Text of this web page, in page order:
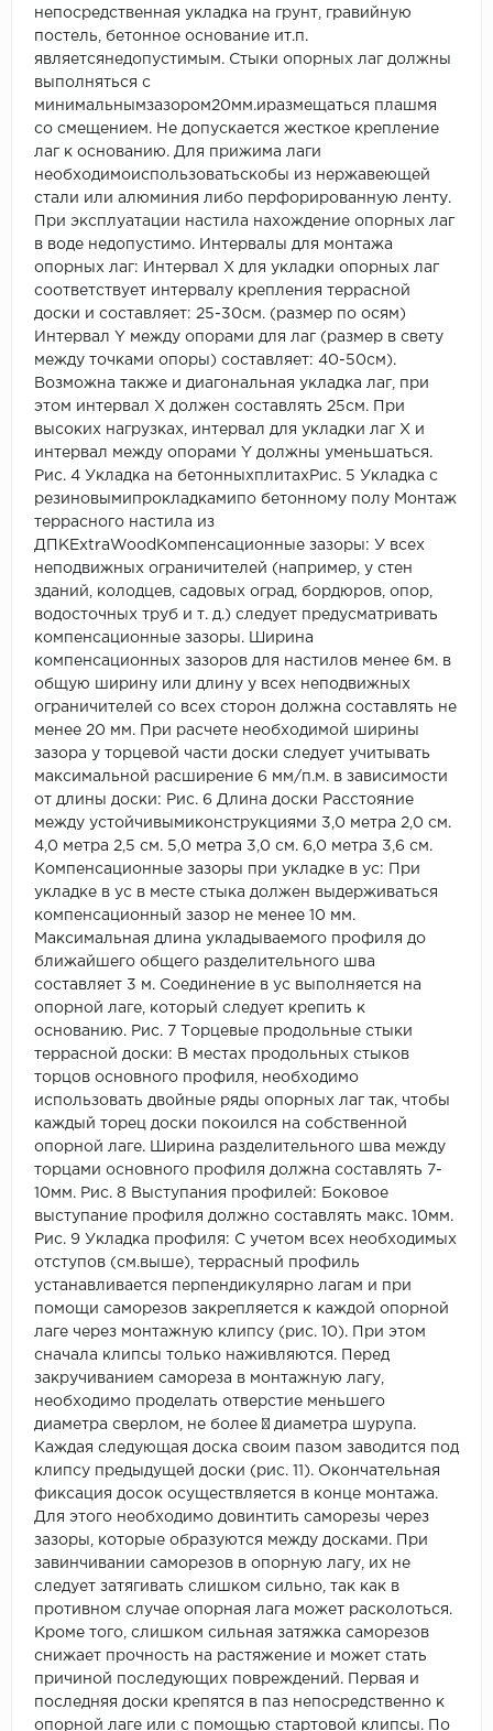
непосредственная укладка на грунт, гравийную
постель, бетонное основание ит.п.
являетсянедопустимым. Стыки опорных лаг должны
выполняться с
минимальнымзазором20мм.иразмещаться плашмя
со смещением. Не допускается жесткое крепление
лаг к основанию. Для прижима лаги
необходимоиспользоватьскобы из нержавеющей
стали или алюминия либо перфорированную ленту.
При эксплуатации настила нахождение опорных лаг
в воде недопустимо. Интервалы для монтажа
опорных лаг: Интервал X для укладки опорных лаг
соответствует интервалу крепления террасной
доски и составляет: 25-30см. (размер по осям)
Интервал Y между опорами для лаг (размер в свету
между точками опоры) составляет: 40-50см).
Возможна также и диагональная укладка лаг, при
этом интервал Х должен составлять 25см. При
высоких нагрузках, интервал для укладки лаг Х и
интервал между опорами Y должны уменьшаться.
Рис. 4 Укладка на бетонныхплитахРис. 5 Укладка с
резиновымипрокладкамипо бетонному полу Монтаж
террасного настила из
ДПКExtraWoodКомпенсационные зазоры: У всех
неподвижных ограничителей (например, у стен
зданий, колодцев, садовых оград, бордюров, опор,
водосточных труб и т. д.) следует предусматривать
компенсационные зазоры. Ширина
компенсационных зазоров для настилов менее 6м. в
общую ширину или длину у всех неподвижных
ограничителей со всех сторон должна составлять не
менее 20 мм. При расчете необходимой ширины
зазора у торцевой части доски следует учитывать
максимальной расширение 6 мм/п.м. в зависимости
от длины доски: Рис. 6 Длина доски Расстояние
между устойчивымиконструкциями 3,0 метра 2,0 см.
4,0 метра 2,5 см. 5,0 метра 3,0 см. 6,0 метра 3,6 см.
Компенсационные зазоры при укладке в ус: При
укладке в ус в месте стыка должен выдерживаться
компенсационный зазор не менее 10 мм.
Максимальная длина укладываемого профиля до
ближайшего общего разделительного шва
составляет 3 м. Соединение в ус выполняется на
опорной лаге, который следует крепить к
основанию. Рис. 7 Торцевые продольные стыки
террасной доски: В местах продольных стыков
торцов основного профиля, необходимо
использовать двойные ряды опорных лаг так, чтобы
каждый торец доски покоился на собственной
опорной лаге. Ширина разделительного шва между
торцами основного профиля должна составлять 7-
10мм. Рис. 8 Выступания профилей: Боковое
выступание профиля должно составлять макс. 10мм.
Рис. 9 Укладка профиля: С учетом всех необходимых
отступов (см.выше), террасный профиль
устанавливается перпендикулярно лагам и при
помощи саморезов закрепляется к каждой опорной
лаге через монтажную клипсу (рис. 10). При этом
сначала клипсы только наживляются. Перед
закручиванием самореза в монтажную лагу,
необходимо проделать отверстие меньшего
диаметра сверлом, не более ¾ диаметра шурупа.
Каждая следующая доска своим пазом заводится под
клипсу предыдущей доски (рис. 11). Окончательная
фиксация досок осуществляется в конце монтажа.
Для этого необходимо довинтить саморезы через
зазоры, которые образуются между досками. При
завинчивании саморезов в опорную лагу, их не
следует затягивать слишком сильно, так как в
противном случае опорная лага может расколоться.
Кроме того, слишком сильная затяжка саморезов
снижает прочность на растяжение и может стать
причиной последующих повреждений. Первая и
последняя доски крепятся в паз непосредственно к
опорной лаге или с помощью стартовой клипсы. По